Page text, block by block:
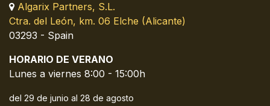
Algarix Partners, S.L.
Ctra. del León, km. 06 Elche (Alicante)
03293 - Spain
HORARIO DE VERANO
Lunes a viernes 8:00 - 15:00h
del 29 de junio al 28 de agosto